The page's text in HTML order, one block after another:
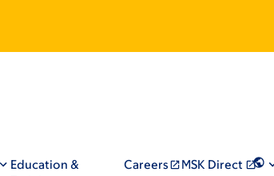
Education &
Careers MSK Direct